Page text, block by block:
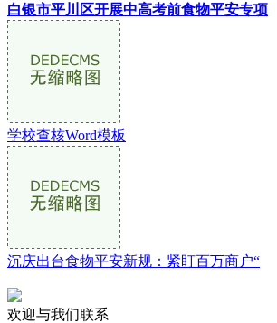
白银市平川区开展中高考前食物平安专项
学校查核Word模板
沉庆出台食物平安新规：紧盯百万商户“
欢迎与我们联系